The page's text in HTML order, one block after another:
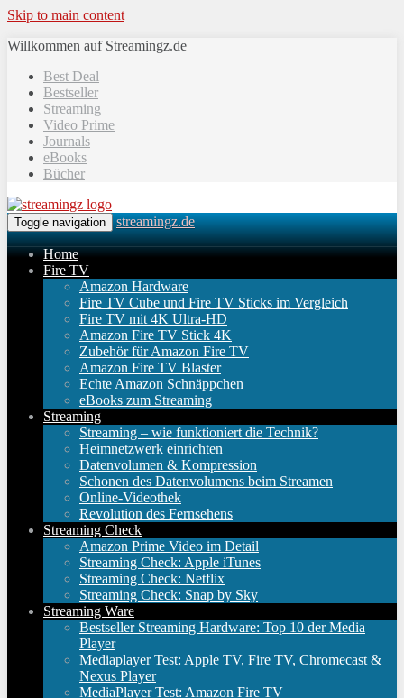
Skip to main content
Willkommen auf Streamingz.de
Best Deal
Bestseller
Streaming
Video Prime
Journals
eBooks
Bücher
Toggle navigation streamingz.de
Home
Fire TV
Amazon Hardware
Fire TV Cube und Fire TV Sticks im Vergleich
Fire TV mit 4K Ultra-HD
Amazon Fire TV Stick 4K
Zubehör für Amazon Fire TV
Amazon Fire TV Blaster
Echte Amazon Schnäppchen
eBooks zum Streaming
Streaming
Streaming – wie funktioniert die Technik?
Heimnetzwerk einrichten
Datenvolumen & Kompression
Schonen des Datenvolumens beim Streamen
Online-Videothek
Revolution des Fernsehens
Streaming Check
Amazon Prime Video im Detail
Streaming Check: Apple iTunes
Streaming Check: Netflix
Streaming Check: Snap by Sky
Streaming Ware
Bestseller Streaming Hardware: Top 10 der Media
Player
Mediaplayer Test: Apple TV, Fire TV, Chromecast &
Nexus Player
MediaPlayer Test: Amazon Fire TV